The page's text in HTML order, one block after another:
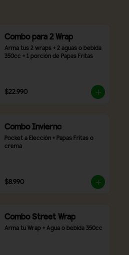
Combo para 2 Wrap
Arma tus 2 wraps + 2 aguas o bebida
350cc + 1 porción de Papas Fritas
$22.990
Combo Invierno
Pocket a Elección + Papas Fritas o
crema
$8.990
Combo Street Wrap
Arma tu Wrap + Agua o bebida 350cc